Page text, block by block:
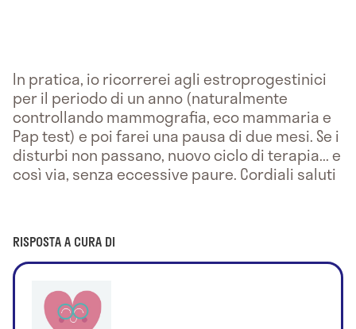
In pratica, io ricorrerei agli estroprogestinici
per il periodo di un anno (naturalmente
controllando mammografia, eco mammaria e
Pap test) e poi farei una pausa di due mesi. Se i
disturbi non passano, nuovo ciclo di terapia... e
così via, senza eccessive paure. Cordiali saluti
RISPOSTA A CURA DI